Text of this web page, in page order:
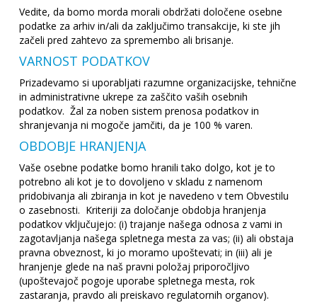
Vedite, da bomo morda morali obdržati določene osebne
podatke za arhiv in/ali da zaključimo transakcije, ki ste jih
začeli pred zahtevo za spremembo ali brisanje.
VARNOST PODATKOV
Prizadevamo si uporabljati razumne organizacijske, tehnične
in administrativne ukrepe za zaščito vaših osebnih
podatkov. Žal za noben sistem prenosa podatkov in
shranjevanja ni mogoče jamčiti, da je 100 % varen.
OBDOBJE HRANJENJA
Vaše osebne podatke bomo hranili tako dolgo, kot je to
potrebno ali kot je to dovoljeno v skladu z namenom
pridobivanja ali zbiranja in kot je navedeno v tem Obvestilu
o zasebnosti. Kriteriji za določanje obdobja hranjenja
podatkov vključujejo: (i) trajanje našega odnosa z vami in
zagotavljanja našega spletnega mesta za vas; (ii) ali obstaja
pravna obveznost, ki jo moramo upoštevati; in (iii) ali je
hranjenje glede na naš pravni položaj priporočljivo
(upoštevajoč pogoje uporabe spletnega mesta, rok
zastaranja, pravdo ali preiskavo regulatornih organov).